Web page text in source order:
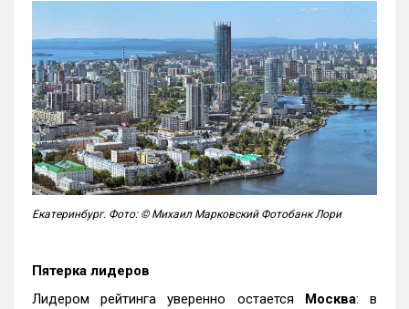
Екатеринбург. Фото: © Михаил Марковский Фотобанк Лори
Пятерка лидеров
Лидером рейтинга уверенно остается
Москва: в